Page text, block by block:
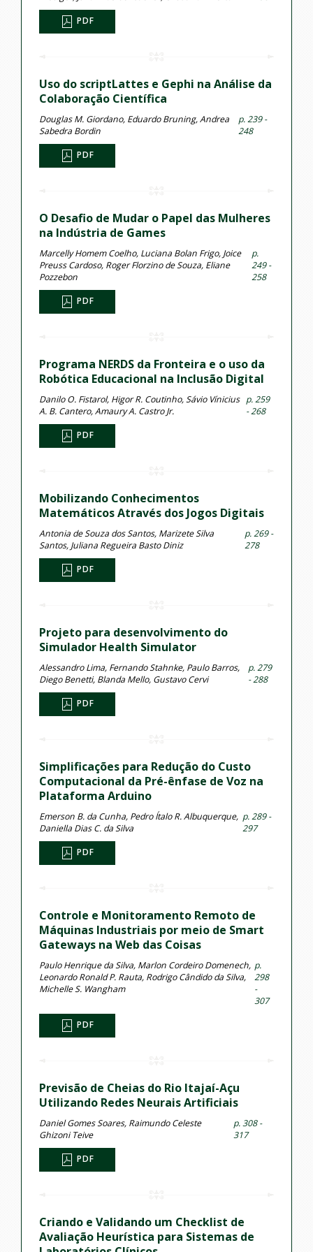
PDF
Uso do scriptLattes e Gephi na Análise da
Colaboração Científica
Douglas M. Giordano, Eduardo Bruning, Andrea
Sabedra Bordin
p. 239 -
248
PDF
O Desafio de Mudar o Papel das Mulheres
na Indústria de Games
Marcelly Homem Coelho, Luciana Bolan Frigo, Joice
Preuss Cardoso, Roger Florzino de Souza, Eliane
Pozzebon
p.
249 -
258
PDF
Programa NERDS da Fronteira e o uso da
Robótica Educacional na Inclusão Digital
Danilo O. Fistarol, Higor R. Coutinho, Sávio Vínicius
A. B. Cantero, Amaury A. Castro Jr.
p. 259
- 268
PDF
Mobilizando Conhecimentos
Matemáticos Através dos Jogos Digitais
Antonia de Souza dos Santos, Marizete Silva
Santos, Juliana Regueira Basto Diniz
p. 269 -
278
PDF
Projeto para desenvolvimento do
Simulador Health Simulator
Alessandro Lima, Fernando Stahnke, Paulo Barros,
Diego Benetti, Blanda Mello, Gustavo Cervi
p. 279
- 288
PDF
Simplificações para Redução do Custo
Computacional da Pré-ênfase de Voz na
Plataforma Arduino
Emerson B. da Cunha, Pedro Ítalo R. Albuquerque,
Daniella Dias C. da Silva
p. 289 -
297
PDF
Controle e Monitoramento Remoto de
Máquinas Industriais por meio de Smart
Gateways na Web das Coisas
Paulo Henrique da Silva, Marlon Cordeiro Domenech,
Leonardo Ronald P. Rauta, Rodrigo Cândido da Silva,
Michelle S. Wangham
p.
298
-
307
PDF
Previsão de Cheias do Rio Itajaí-Açu
Utilizando Redes Neurais Artificiais
Daniel Gomes Soares, Raimundo Celeste
Ghizoni Teive
p. 308 -
317
PDF
Criando e Validando um Checklist de
Avaliação Heurística para Sistemas de